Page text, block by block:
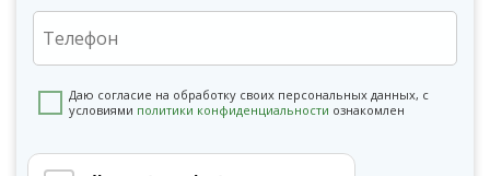
Даю согласие на обработку своих персональных данных, с
условиями политики конфиденциальности ознакомлен